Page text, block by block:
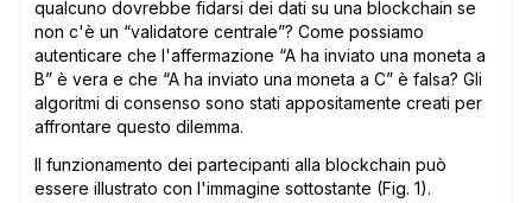
qualcuno dovrebbe fidarsi dei dati su una blockchain se
non c'è un “validatore centrale”? Come possiamo
autenticare che l'affermazione “A ha inviato una moneta a
B” è vera e che “A ha inviato una moneta a C” è falsa? Gli
algoritmi di consenso sono stati appositamente creati per
affrontare questo dilemma.
Il funzionamento dei partecipanti alla blockchain può
essere illustrato con l'immagine sottostante (Fig. 1).